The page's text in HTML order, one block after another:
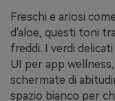
Freschi e ariosi
d'aloe, questi toni
freddi. I verdi
UI per app
schermate di
spazio bianco per